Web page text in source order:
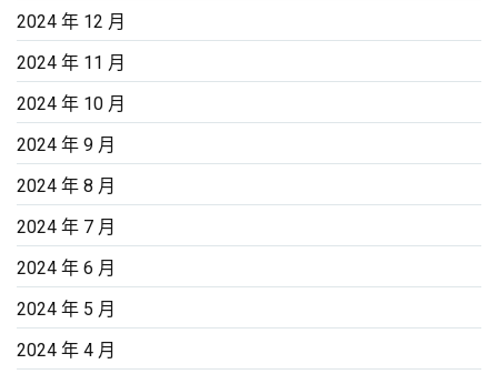
2024 年 12 月
2024 年 11 月
2024 年 10 月
2024 年 9 月
2024 年 8 月
2024 年 7 月
2024 年 6 月
2024 年 5 月
2024 年 4 月